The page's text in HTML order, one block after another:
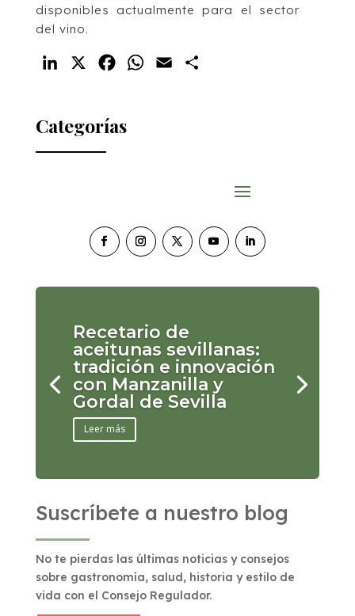
disponibles actualmente para el sector
del vino.
LinkedIn FacebookWhatsApp
Email
Categorías
Recetario de
aceitunas sevillanas:
tradición e innovación
con Manzanilla y
Gordal de Sevilla
Leer más
Suscríbete a nuestro blog
No te pierdas las últimas noticias y consejos
sobre gastronomía, salud, historia y estilo de
vida con el Consejo Regulador.